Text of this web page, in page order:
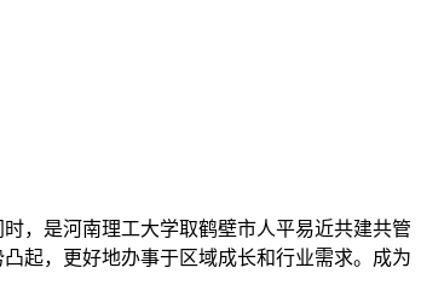
，是河南理工大学取鹤壁市人平易近共建共管
起，更好地办事于区域成长和行业需求。成为